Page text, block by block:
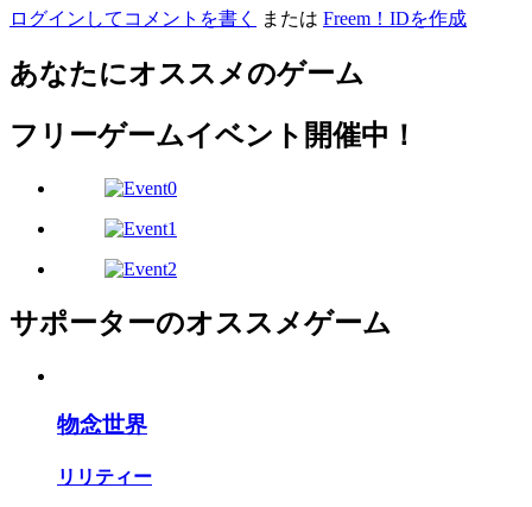
ログインしてコメントを書く または Freem！IDを作成
あなたにオススメのゲーム
フリーゲームイベント開催中！
サポーターのオススメゲーム
物念世界
リリティー